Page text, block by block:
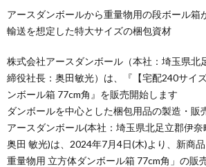
アースダンボールから重量物用の段ボール箱
輸送を想定した特大サイズの梱包資材
株式会社アースダンボール（本社：埼玉県北
締役社長：奥田敏光）は、『【宅配240サイ
ンボール箱 77cm角』を販売開始します
ダンボールを中心とした梱包用品の製造・販
アースダンボール(本社：埼玉県北足立郡伊奈
奥田 敏光)は、2024年7月4日(木)より、新商品
重量物用 立方体ダンボール箱 77cm角」の販